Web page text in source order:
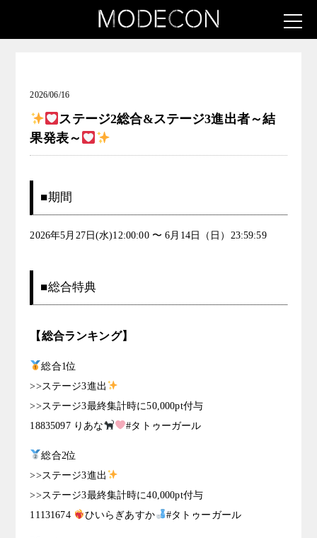
2026/06/16
ステージ2総合&ステージ3進出者～結
果発表～
■期間
2026年5月27日(水)12:00:00 〜 6月14日（日）23:59:59
■総合特典
【総合ランキング】
総合1位
>>ステージ3進出
>>ステージ3最終集計時に50,000pt付与
18835097 りあな
#タトゥーガール
総合2位
>>ステージ3進出
>>ステージ3最終集計時に40,000pt付与
11131674
ひいらぎあすか #タトゥーガール